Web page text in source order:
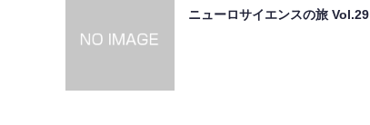
ニューロサイエンスの旅 Vol.29